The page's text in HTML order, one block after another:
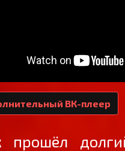
ВК-плеер
прошёл